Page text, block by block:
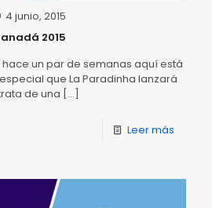
4 junio, 2015
2015
un par de semanas aquí está
que La Paradinha lanzará
de una […]
Leer más